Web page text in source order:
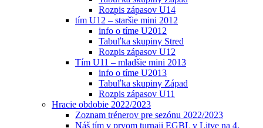
Rozpis zápasov U14
tím U12 – staršie mini 2012
info o tíme U2012
Tabuľka skupiny Stred
Rozpis zápasov U12
Tím U11 – mladšie mini 2013
info o tíme U2013
Tabuľka skupiny Západ
Rozpis zápasov U11
Hracie obdobie 2022/2023
Zoznam trénerov pre sezónu 2022/2023
Náš tím v prvom turnaji EGBL v Litve na 4.